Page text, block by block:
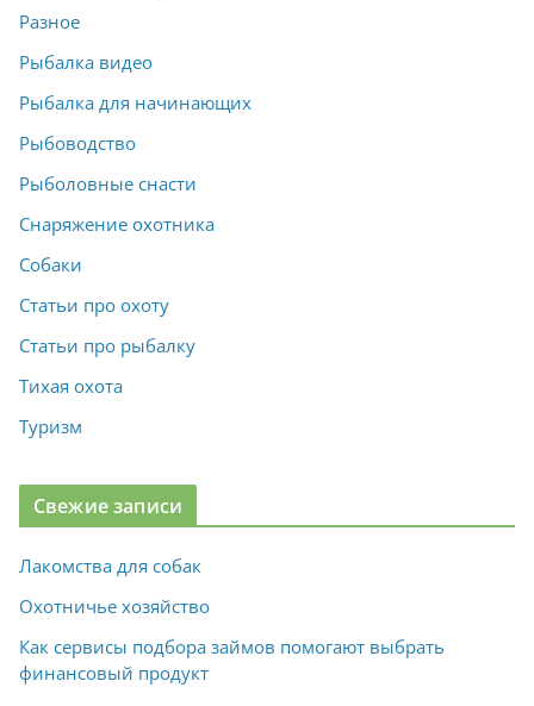
Разное
Рыбалка видео
Рыбалка для начинающих
Рыбоводство
Рыболовные снасти
Снаряжение охотника
Собаки
Статьи про охоту
Статьи про рыбалку
Тихая охота
Туризм
Свежие записи
Лакомства для собак
Охотничье хозяйство
Как сервисы подбора займов помогают выбрать
финансовый продукт